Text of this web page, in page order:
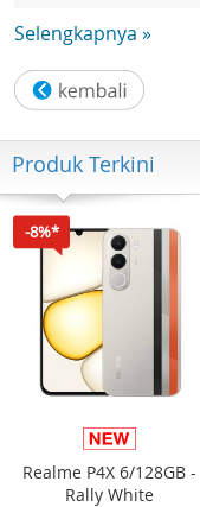
Ukuran casing: 54.9
Bobot: 60 g
Bahan casing &
Bahan tali: Resin
Kaca: Kaca Resin
Baterai: CR2032,
Waktu ganda
Selengkapnya »
Produk Terkini
-8%*
Realme P4X 6/128GB -
Rally White